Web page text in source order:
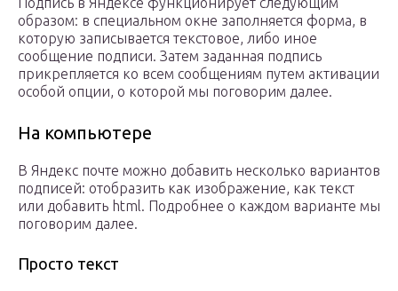
образом: в специальном окне заполняется форма, в
которую записывается текстовое, либо иное
сообщение подписи. Затем заданная подпись
прикрепляется ко всем сообщениям путем активации
особой опции, о которой мы поговорим далее.
На компьютере
В Яндекс почте можно добавить несколько вариантов
подписей: отобразить как изображение, как текст
или добавить html. Подробнее о каждом варианте мы
поговорим далее.
Просто текст